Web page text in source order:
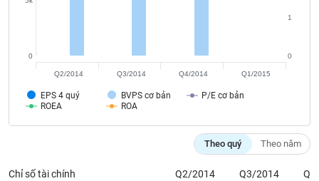
EPS 4 quý BVPS cơ bản
P/E cơ bản
ROEA
ROA
0 0
1
Q2/2014 Q3/2014 Q4/2014 Q1/2015
Theo quý Theo năm
Chỉ số tài chính Q2/2014 Q3/2014
thông